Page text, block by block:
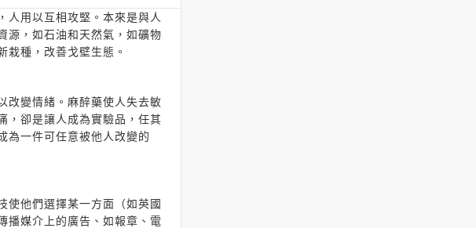
人用以互相攻堅。本來是與人
源，如石油和天然氣，如礦物
栽種，改善戈壁生態。
改變情緒。麻醉藥使人失去敏
，卻是讓人成為實驗品，任其
為一件可任意被他人改變的
使他們選擇某一方面（如英國
播媒介上的廣告、如報章、電